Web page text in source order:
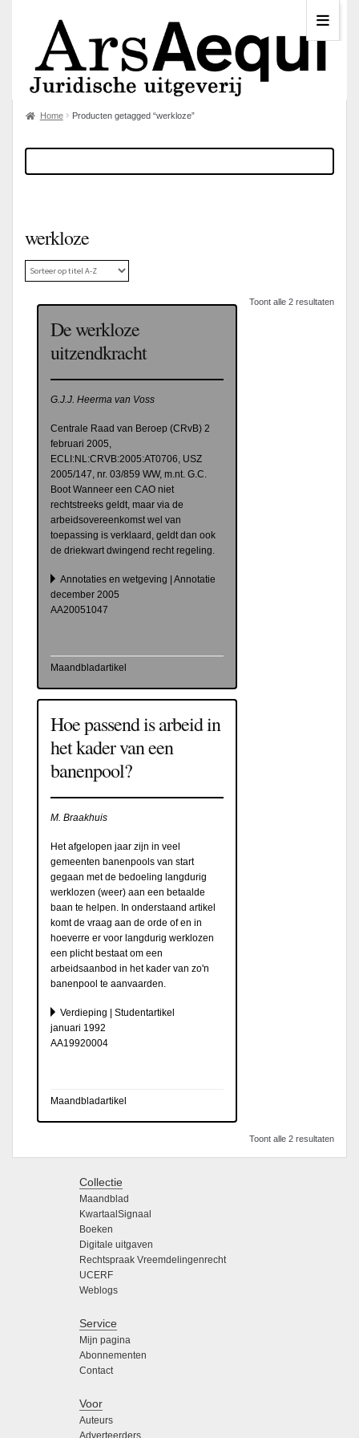
Home Producten getagged “werkloze”
werkloze
Toont alle 2 resultaten
De werkloze
uitzendkracht
G.J.J. Heerma van Voss
Centrale Raad van Beroep (CRvB) 2
februari 2005,
ECLI:NL:CRVB:2005:AT0706, USZ
2005/147, nr. 03/859 WW, m.nt. G.C.
Boot Wanneer een CAO niet
rechtstreeks geldt, maar via de
arbeidsovereenkomst wel van
toepassing is verklaard, geldt dan ook
de driekwart dwingend recht regeling.
Annotaties en wetgeving | Annotatie
december 2005
AA20051047
Maandbladartikel
Hoe passend is arbeid in
het kader van een
banenpool?
M. Braakhuis
Het afgelopen jaar zijn in veel
gemeenten banenpools van start
gegaan met de bedoeling langdurig
werklozen (weer) aan een betaalde
baan te helpen. In onderstaand artikel
komt de vraag aan de orde of en in
hoeverre er voor langdurig werklozen
een plicht bestaat om een
arbeidsaanbod in het kader van zo'n
banenpool te aanvaarden.
Verdieping | Studentartikel
januari 1992
AA19920004
Maandbladartikel
Toont alle 2 resultaten
Collectie
Maandblad
KwartaalSignaal
Boeken
Digitale uitgaven
Rechtspraak Vreemdelingenrecht
UCERF
Weblogs
Service
Mijn pagina
Abonnementen
Contact
Voor
Auteurs